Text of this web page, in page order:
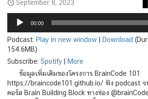
September 8, 2023
Audio
Player
00:00
Podcast: Play in new window Download
154.6MB)
Subscribe: Spotify
More
ข้อมูลเพิ่มเติมของโครงการ BrainCode 101
https://braincode101.github.io/ ฟัง podcast จ
คอร์ส Brain Building Block ทางช่อง